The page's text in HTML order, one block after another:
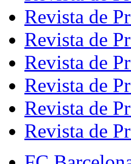
Revista de
Revista de
Revista de
Revista de
Revista de
Revista de